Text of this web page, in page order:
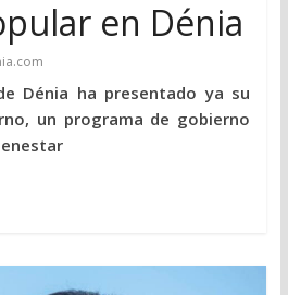
en Dénia
Dénia ha presentado ya su
un programa de gobierno